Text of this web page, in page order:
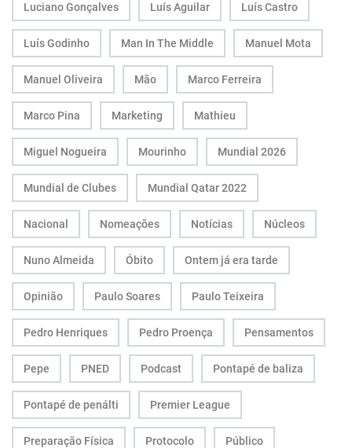
Luciano Gonçalves Luís Aguilar Luís Castro
Luís Godinho Man In The Middle Manuel Mota
Manuel Oliveira Mão Marco Ferreira
Marco Pina Marketing Mathieu
Miguel Nogueira Mourinho Mundial 2026
Mundial de Clubes Mundial Qatar 2022
Nacional Nomeações Notícias Núcleos
Nuno Almeida Óbito Ontem já era tarde
Opinião Paulo Soares Paulo Teixeira
Pedro Henriques Pedro Proença Pensamentos
Pepe PNED Podcast Pontapé de baliza
Pontapé de penálti Premier League
Preparação Física Protocolo Público